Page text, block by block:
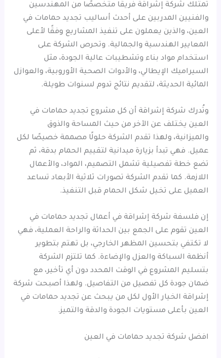
تمتلك شركة إشراقة فريقًا متخصصًا من المهندسين
والفنيين المدربين على أحدث أساليب تجديد حمامات في
العين، والذين يعملون على تنفيذ المشاريع وفقًا لأعلى
المعايير الهندسية والجمالية. وتحرص الشركة على
استخدام مواد بناء وتشطيبات عالية الجودة، مثل
السيراميك الإيطالي، والأدوات الصحية الأوروبية، والعوازل
المائية الحديثة، لتقديم نتائج تدوم لسنوات طويلة.
وتُدرك شركة إشراقة أن كل مشروع تجديد حمامات في
العين يختلف عن الآخر من حيث المساحة والذوق
والميزانية، ولهذا تقدم الشركة حلولًا مصممة خصيصًا لكل
عميل. فهي تبدأ بزيارة ميدانية لتقييم الحمام بدقة، ثم
تضع خطة تفصيلية تشمل التصميم، المواد، والأعمال
اللازمة. كما تقدم الشركة تصورات ثلاثية الأبعاد تساعد
العميل على تخيل شكل الحمام قبل التنفيذ.
إن فلسفة شركة إشراقة في أعمال تجديد حمامات في
العين تقوم على الجمع بين الحداثة والراحة العملية، فهي
لا تكتفي بتحسين المظهر الخارجي، بل تهتم بتطوير
أنظمة السباكة والعزل والإضاءة. كما تلتزم الشركة
بتسليم المشروع في الوقت المحدد دون أي تأخير، مع
ضمان جودة كل تفصيل من التفاصيل. ولهذا أصبحت شركة
إشراقة الخيار الأول لكل من يبحث عن تجديد حمامات في
العين بأعلى مستويات الجودة والدقة والتميز.
افضل شركة تجديد حمامات في العين